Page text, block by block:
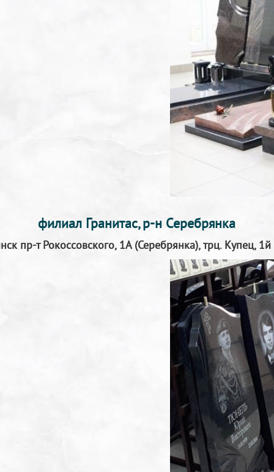
филиал Гранитас, р-н Серебрянка
пр-т Рокоссовского, 1А (Серебрянка), трц. Купец, 1й